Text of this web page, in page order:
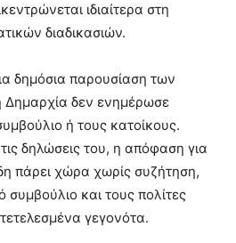
ιδιαίτερα στη
διαδικασιών.
δημόσια παρουσίαση των
Δημαρχία δεν ενημέρωσε
ή τους κατοίκους.
δηλώσεις του, η απόφαση για
πάρει χώρα χωρίς συζήτηση,
και τους πολίτες
γεγονότα.